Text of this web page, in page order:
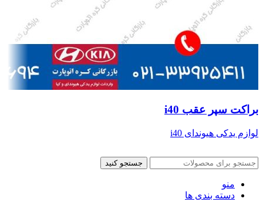
براکت سپر عقب i40
لوازم یدکی هیوندای i40
جستجو کنید
منو
دسته بندی ها